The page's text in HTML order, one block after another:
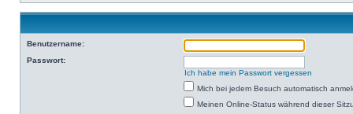
Benutzername:
Passwort:
Ich habe mein Passwort vergessen
Mich bei jedem Besuch automatisch
Meinen Online-Status während dieser